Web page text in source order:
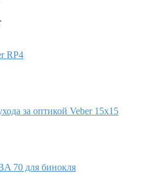
RP4
за оптикой Veber 15x15
70 для бинокля